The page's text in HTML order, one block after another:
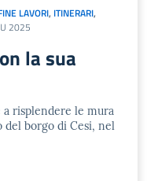
LAVORI, ITINERARI,
2025
la sua
a risplendere le mura
del borgo di Cesi, nel